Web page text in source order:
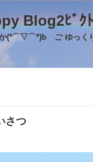
か(*⌒▽⌒*)b ご ゆっく
さつ